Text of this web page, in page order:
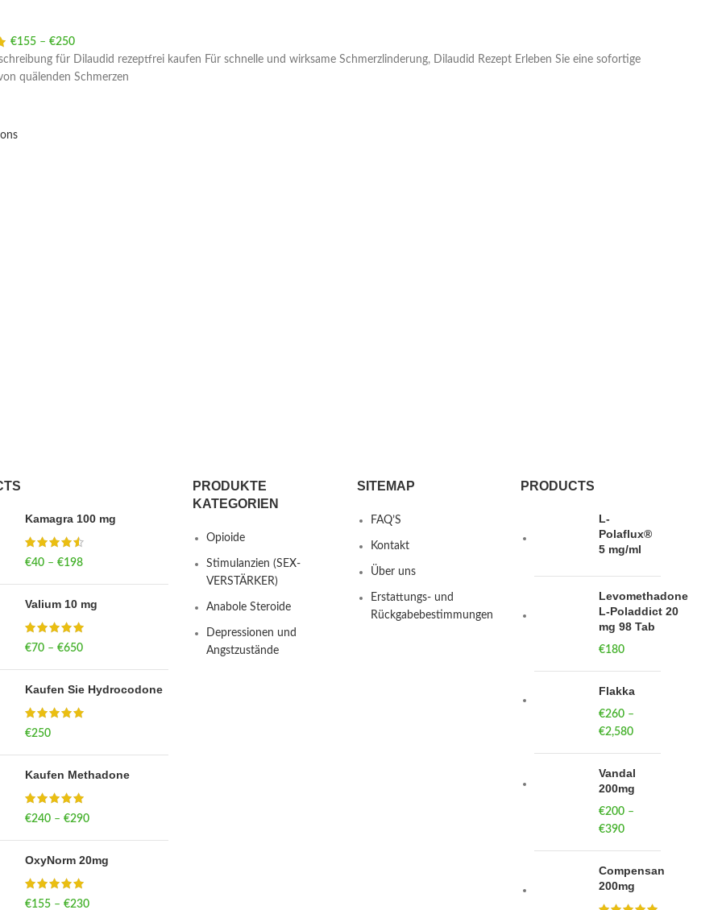
€155 – €250Price range: €155 through €250
für Dilaudid rezeptfrei kaufen Für schnelle und wirksame Schmerzlinderung, Dilaudid Rezept Erleben Sie eine sofortige
quälenden Schmerzen
Kamagra 100 mg
€40 – €198Price range: €40
Valium 10 mg
€70 – €650Price range: €70
Kaufen Sie Hydrocodone
€250
Kaufen Methadone
€240 – €290Price range: €240
OxyNorm 20mg
€155 – €230Price range: €155
PRODUKTE
KATEGORIEN
Opioide
Stimulanzien (SEX-
VERSTÄRKER)
Anabole Steroide
Depressionen und
Angstzustände
SITEMAP
FAQ’S
Kontakt
Über uns
Erstattungs- und
Rückgabebestimmungen
PRODUCTS
L-
Polaflux®
5 mg/ml
Levomethadone
L-Poladdict 20
mg 98 Tab
€180
Flakka
€260 –
€2,580
€260
through
Vandal
200mg
€200 –
€390
through
Compensan
200mg